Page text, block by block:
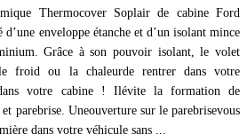
Thermocover Soplair de cabine Ford
enveloppe étanche et d’un isolant mince
Grâce à son pouvoir isolant, le volet
le froid ou la chaleurde rentrer dans votre
votre cabine ! Ilévite la formation de
parebrise. Uneouverture sur le parebrisevous
dans votre véhicule sans ...